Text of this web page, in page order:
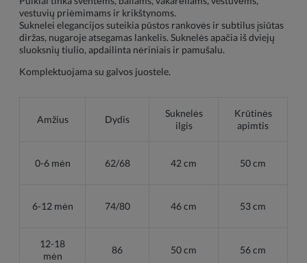
vestuvių priėmimams ir krikštynoms.
Suknelei elegancijos suteikia pūstos rankovės ir subtilus įsiūtas
diržas, nugaroje atsegamas lankelis. Suknelės apačia iš dviejų
sluoksnių tiulio, apdailinta nėriniais ir pamušalu.
Komplektuojama su galvos juostele.
Amžius Dydis
Suknelės
ilgis
Krūtinės
apimtis
0-6 mėn 62/68 42 cm 50 cm
6-12 mėn 74/80 46 cm 53 cm
12-18
mėn
86 50 cm 56 cm